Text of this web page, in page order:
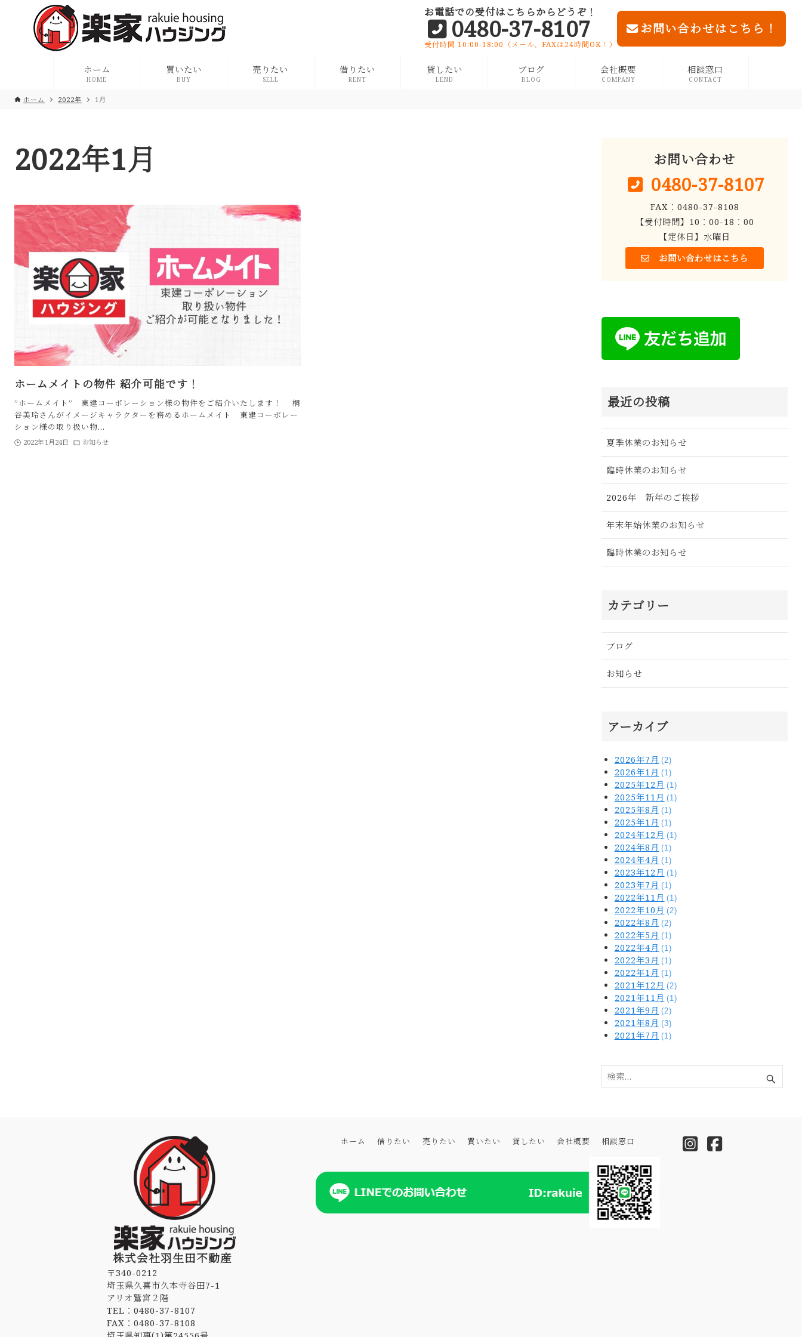
お問い合わせはこちら！
お電話での受付はこちらからどうぞ！
0480-37-8107
受付時間 10:00-18:00（メール、FAXは24時間OK！）
ホーム
HOME
買いたい
BUY
売りたい
SELL
借りたい
RENT
貸したい
LEND
ブログ
BLOG
会社概要
COMPANY
相談窓口
CONTACT
ホーム 2022年 1月
2022年1月
ホームメイトの物件 紹介可能です！
”ホームメイト” 東建コーポレーション様の物件をご紹介いたします！ 桐
谷美玲さんがイメージキャラクターを務めるホームメイト 東建コーポレー
ション様の取り扱い物…
2022年1月24日 お知らせ
お問い合わせ
0480-37-8107
FAX：0480-37-8108
【受付時間】10：00-18：00
【定休日】水曜日
お問い合わせはこちら
最近の投稿
夏季休業のお知らせ
臨時休業のお知らせ
2026年 新年のご挨拶
年末年始休業のお知らせ
臨時休業のお知らせ
カテゴリー
ブログ
お知らせ
アーカイブ
2026年7月 (2)
2026年1月 (1)
2025年12月 (1)
2025年11月 (1)
2025年8月 (1)
2025年1月 (1)
2024年12月 (1)
2024年8月 (1)
2024年4月 (1)
2023年12月 (1)
2023年7月 (1)
2022年11月 (1)
2022年10月 (2)
2022年8月 (2)
2022年5月 (1)
2022年4月 (1)
2022年3月 (1)
2022年1月 (1)
2021年12月 (2)
2021年11月 (1)
2021年9月 (2)
2021年8月 (3)
2021年7月 (1)
株式会社羽生田不動産
〒340-0212
埼玉県久喜市久本寺谷田7-1
アリオ鷲宮２階
TEL：0480-37-8107
FAX：0480-37-8108
ホーム 借りたい 売りたい 買いたい 貸したい 会社概要 相談窓口